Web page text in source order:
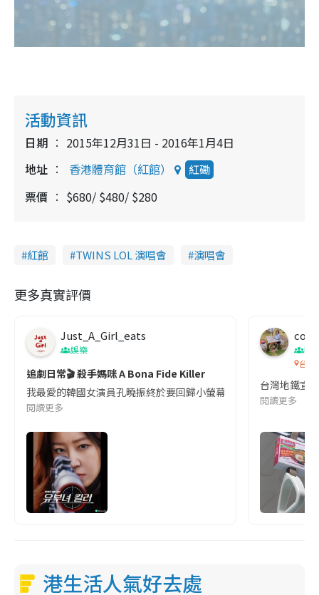
活動資訊
日期
2015年12月31日 - 2016年1月4日
地址
香港體育館（紅館） 紅磡
票價 $680/ $480/ $280
紅館 TWINS LOL 演唱會 演唱會
更多真實評價
Just_A_Girl_eats
娛樂
追劇日常🎬 殺手媽咪 A Bona Fide Killer
我最愛的韓國女演員孔曉振終於要回歸小螢幕啦!這次的劇本改編
閱讀更多
co
吹
台灣
台灣地鐵宣
閱讀更多
港生活人氣好去處